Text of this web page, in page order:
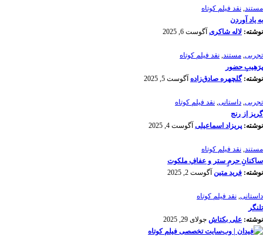
مستند, نقد فیلم کوتاه
به یاد آوردن
نوشته: لاله شاکری آگوست 6, 2025
تجربی, مستند, نقد فیلم کوتاه
پرَهیب‌ِ حضور
نوشته:گلچهره صادق‌زاده آگوست 5, 2025
تجربی, داستانی, نقد فیلم کوتاه
گریز از رنج
نوشته:پریزاد اسماعیلی آگوست 4, 2025
مستند, نقد فیلم کوتاه
ساکنانِ حرمِ ستر و عفافِ ملکوت
نوشته: فرید متین آگوست 2, 2025
داستانی, نقد فیلم کوتاه
تلنگر
نوشته: علی بکتاش جولای 29, 2025